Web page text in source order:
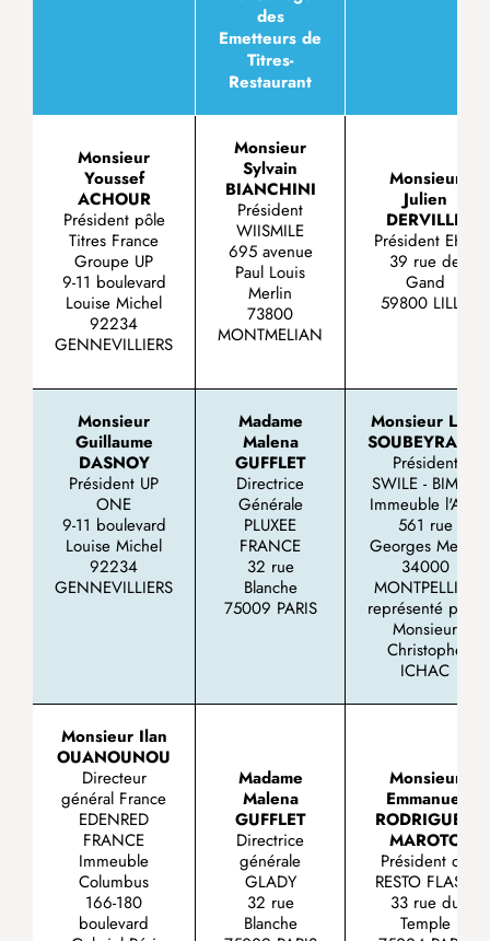
des
Emetteurs de
Titres-
Restaurant
Monsieur
Youssef
ACHOUR
Président pôle
Titres France
Groupe UP
9-11 boulevard
Louise Michel
92234
GENNEVILLIERS
Monsieur
Sylvain
BIANCHINI
Président
WIISMILE
695 avenue
Paul Louis
Merlin
73800
MONTMELIAN
Monsieur
Julien
DERVILLE
Président EKIP
39 rue de
Gand
59800 LILLE
Monsieur
Guillaume
DASNOY
Président UP
ONE
9-11 boulevard
Louise Michel
92234
GENNEVILLIERS
Madame
Malena
GUFFLET
Directrice
Générale
PLUXEE
FRANCE
32 rue
Blanche
75009 PARIS
Monsieur Loïc
SOUBEYRAND
Président
SWILE - BIMPLI
Immeuble l'Atlis
561 rue
Georges Meliès
34000
MONTPELLIER
représenté par :
Monsieur
Christophe
ICHAC
Monsieur Ilan
OUANOUNOU
Directeur
général France
EDENRED
FRANCE
Immeuble
Columbus
166-180
boulevard
Madame
Malena
GUFFLET
Directrice
générale
GLADY
32 rue
Blanche
Monsieur
Emmanuel
RODRIGUEZ-
MAROTO
Président de
RESTO FLASH
33 rue du
Temple